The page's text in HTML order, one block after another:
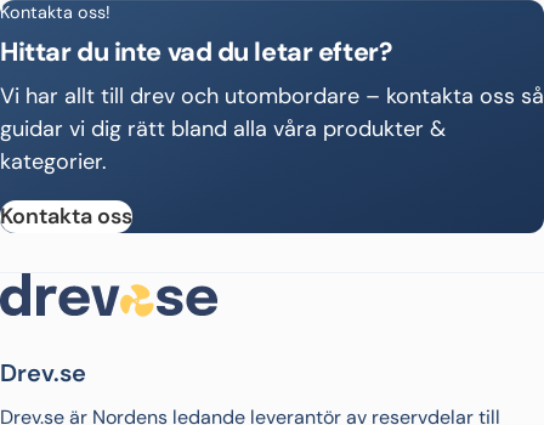
Kontakta oss!
Hittar du inte vad du letar efter?
Vi har allt till drev och utombordare – kontakta oss så
guidar vi dig rätt bland alla våra produkter &
kategorier.
Kontakta oss
Drev.se
Drev.se är Nordens ledande leverantör av reservdelar till